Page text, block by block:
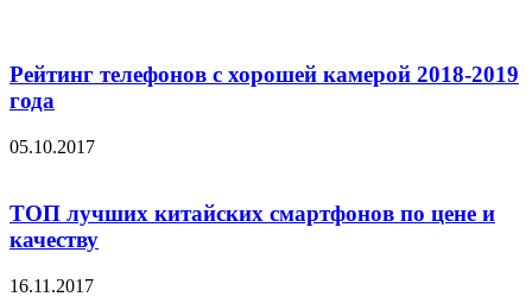
Рейтинг телефонов с хорошей камерой 2018-2019
года
05.10.2017
ТОП лучших китайских смартфонов по цене и
качеству
16.11.2017